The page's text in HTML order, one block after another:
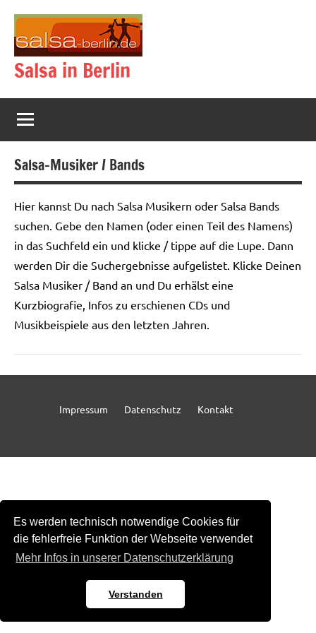
Es werden technisch notwendige Cookies für
die fehlerfreie Funktion der Webseite verwendet
Mehr Infos in unserer Datenschutzerklärung
Verstanden
springen
Salsa in Berlin
Salsa-Musiker / Bands
Hier kannst Du nach Salsa Musikern oder Salsa Bands
suchen. Gebe den Namen (oder einen Teil des Namens)
in das Suchfeld ein und klicke / tippe auf die Lupe. Dann
werden Dir die Suchergebnisse aufgelistet. Klicke Deinen
Salsa Musiker / Band an und Du erhälst eine
Kurzbiografie, Infos zu erschienen CDs und
Musikbeispiele aus den letzten Jahren.
Impressum Datenschutz Kontakt